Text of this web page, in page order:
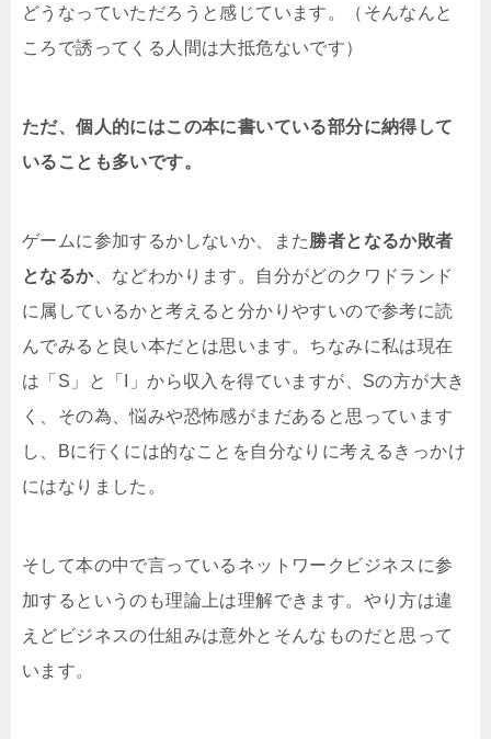
どうなっていただろうと感じています。（そんなんと
ころで誘ってくる人間は大抵危ないです）
ただ、個人的にはこの本に書いている部分に納得して
いることも多いです。
ゲームに参加するかしないか、また勝者となるか敗者
となるか、などわかります。自分がどのクワドランド
に属しているかと考えると分かりやすいので参考に読
んでみると良い本だとは思います。ちなみに私は現在
は「S」と「I」から収入を得ていますが、Sの方が大き
く、その為、悩みや恐怖感がまだあると思っています
し、Bに行くには的なことを自分なりに考えるきっかけ
にはなりました。
そして本の中で言っているネットワークビジネスに参
加するというのも理論上は理解できます。やり方は違
えどビジネスの仕組みは意外とそんなものだと思って
います。